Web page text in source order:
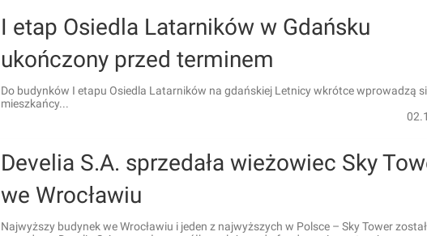
I etap Osiedla Latarników w Gdańsku
ukończony przed terminem
Do budynków I etapu Osiedla Latarników na gdańskiej Letnicy wkrótce wprowadzą
mieszkańcy...
Develia S.A. sprzedała wieżowiec Sky
we Wrocławiu
Najwyższy budynek we Wrocławiu i jeden z najwyższych w Polsce – Sky Tower został